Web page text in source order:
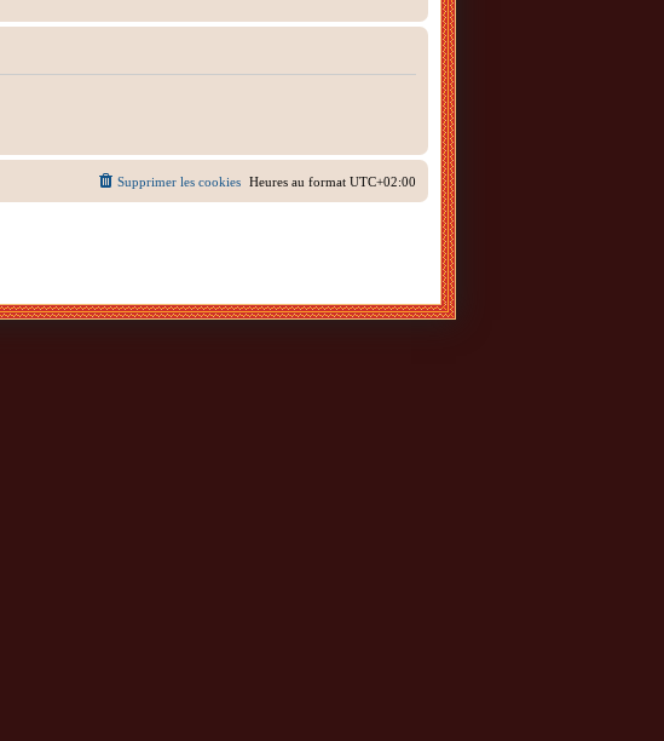
Heures au format UTC+02:00
Supprimer les cookies